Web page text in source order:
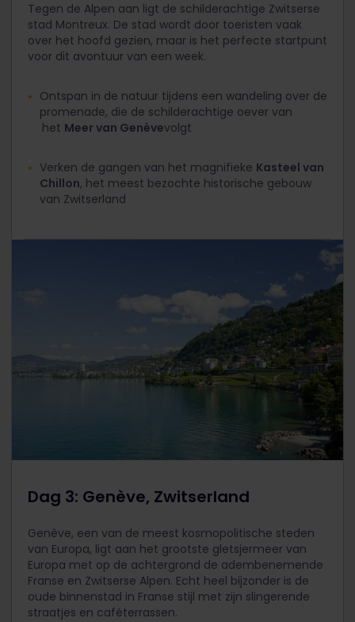
Tegen de Alpen aan ligt de schilderachtige Zwitserse
stad Montreux. De stad wordt door toeristen vaak
over het hoofd gezien, maar is het perfecte startpunt
voor dit avontuur van een week.
Ontspan in de natuur tijdens een wandeling over de
promenade, die de schilderachtige oever van
het Meer van Genèvevolgt
Verken de gangen van het magnifieke Kasteel van
Chillon, het meest bezochte historische gebouw
van Zwitserland
Dag 3: Genève, Zwitserland
Genève, een van de meest kosmopolitische steden
van Europa, ligt aan het grootste gletsjermeer van
Europa met op de achtergrond de adembenemende
Franse en Zwitserse Alpen. Echt heel bijzonder is de
oude binnenstad in Franse stijl met zijn slingerende
straatjes en caféterrassen.